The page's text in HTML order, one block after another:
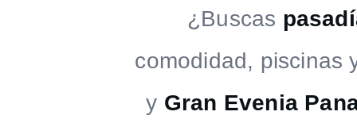
¿Buscas
comodidad, piscinas
y Gran Evenia